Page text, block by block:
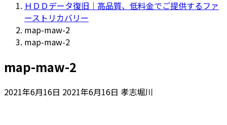
ＨＤＤデータ復旧｜高品質、低料金でご提供するファ
ーストリカバリー
map-maw-2
map-maw-2
map-maw-2
2021年6月16日 最
2021年6月16日 孝志堀川